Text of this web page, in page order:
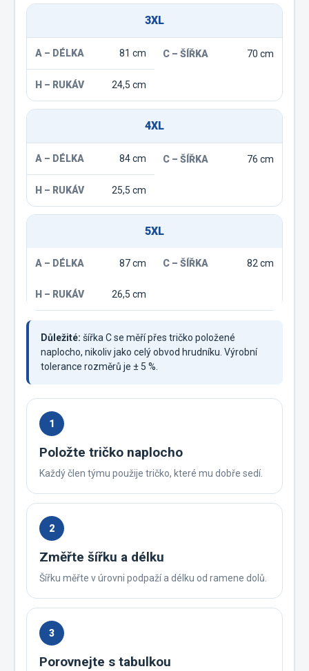
3XL
81 cm 70 cm
24,5 cm
4XL
84 cm 76 cm
25,5 cm
5XL
87 cm 82 cm
26,5 cm
Důležité: šířka C se měří přes tričko položené
naplocho, nikoliv jako celý obvod hrudníku. Výrobní
tolerance rozměrů je ± 5 %.
1
Položte tričko naplocho
Každý člen týmu použije tričko, které mu dobře sedí.
2
Změřte šířku a délku
Šířku měřte v úrovni podpaží a délku od ramene dolů.
3
Porovnejte s tabulkou